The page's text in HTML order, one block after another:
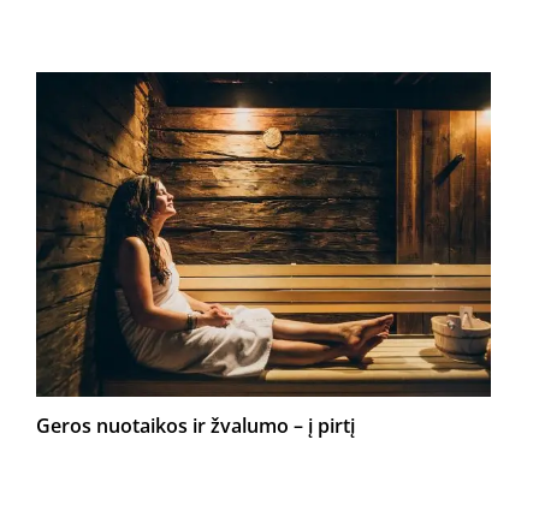
Geros nuotaikos ir žvalumo – į pirtį